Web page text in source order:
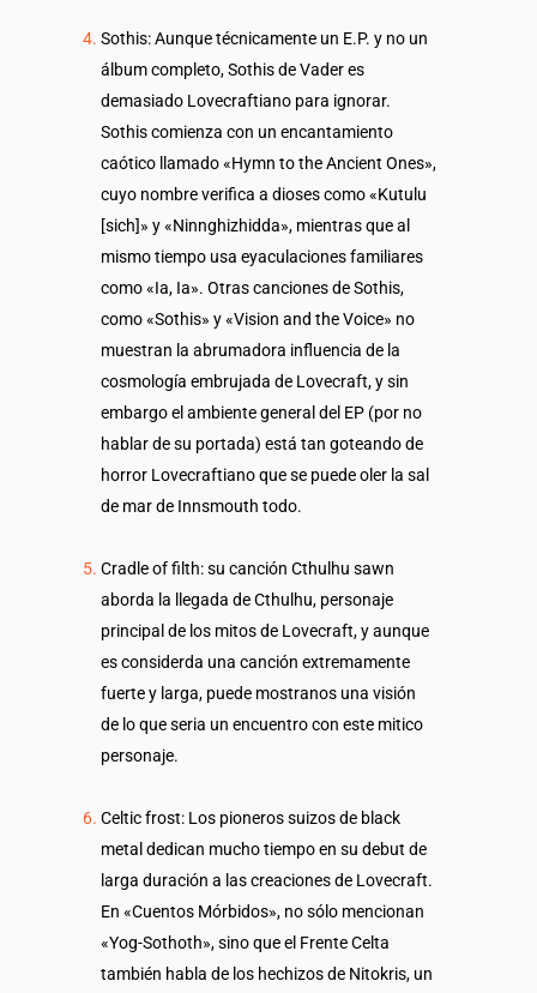
Sothis: Aunque técnicamente un E.P. y no un
álbum completo, Sothis de Vader es
demasiado Lovecraftiano para ignorar.
Sothis comienza con un encantamiento
caótico llamado «Hymn to the Ancient Ones»,
cuyo nombre verifica a dioses como «Kutulu
[sich]» y «Ninnghizhidda», mientras que al
mismo tiempo usa eyaculaciones familiares
como «Ia, Ia». Otras canciones de Sothis,
como «Sothis» y «Vision and the Voice» no
muestran la abrumadora influencia de la
cosmología embrujada de Lovecraft, y sin
embargo el ambiente general del EP (por no
hablar de su portada) está tan goteando de
horror Lovecraftiano que se puede oler la sal
de mar de Innsmouth todo.
Cradle of filth: su canción Cthulhu sawn
aborda la llegada de Cthulhu, personaje
principal de los mitos de Lovecraft, y aunque
es considerda una canción extremamente
fuerte y larga, puede mostranos una visión
de lo que seria un encuentro con este mitico
personaje.
Celtic frost: Los pioneros suizos de black
metal dedican mucho tiempo en su debut de
larga duración a las creaciones de Lovecraft.
En «Cuentos Mórbidos», no sólo mencionan
«Yog-Sothoth», sino que el Frente Celta
también habla de los hechizos de Nitokris, un